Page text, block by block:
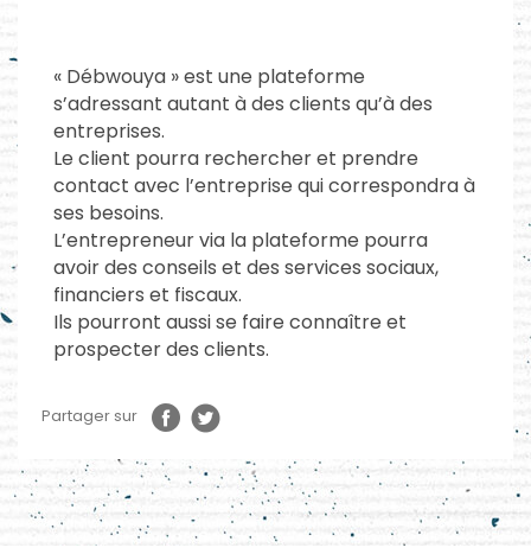
« Débwouya » est une plateforme
s’adressant autant à des clients qu’à des
entreprises.
Le client pourra rechercher et prendre
contact avec l’entreprise qui correspondra à
ses besoins.
L’entrepreneur via la plateforme pourra
avoir des conseils et des services sociaux,
financiers et fiscaux.
Ils pourront aussi se faire connaître et
prospecter des clients.
Partager sur